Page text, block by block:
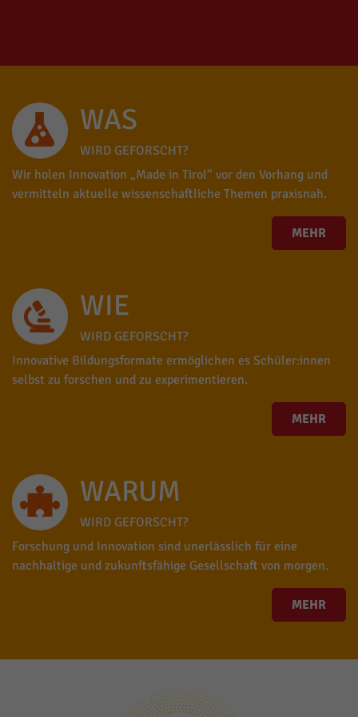
WAS
WIRD GEFORSCHT?
Wir holen Innovation „Made in Tirol“ vor den Vorhang und
vermitteln aktuelle wissenschaftliche Themen praxisnah.
MEHR
WIE
WIRD GEFORSCHT?
Innovative Bildungsformate ermöglichen es Schüler:innen
selbst zu forschen und zu experimentieren.
MEHR
WARUM
WIRD GEFORSCHT?
Forschung und Innovation sind unerlässlich für eine
nachhaltige und zukunftsfähige Gesellschaft von morgen.
MEHR